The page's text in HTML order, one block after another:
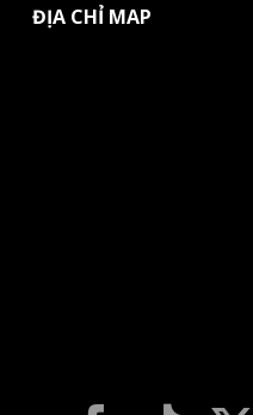
ĐỊA CHỈ MAP